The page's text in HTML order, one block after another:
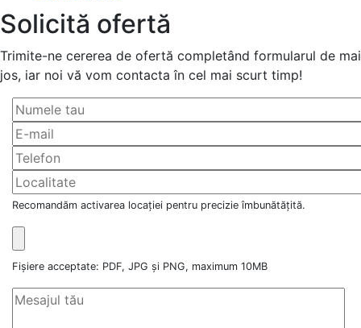
Solicită ofertă
Trimite-ne cererea de ofertă completând formularul de mai
jos, iar noi vă vom contacta în cel mai scurt timp!
Recomandăm activarea locației pentru precizie îmbunătățită.
Fișiere acceptate: PDF, JPG și PNG, maximum 10MB